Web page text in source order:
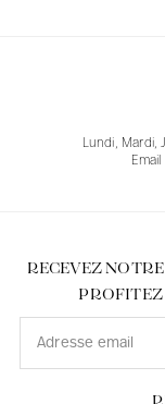
Lundi, Mardi,
RECEVEZ
PROFITEZ